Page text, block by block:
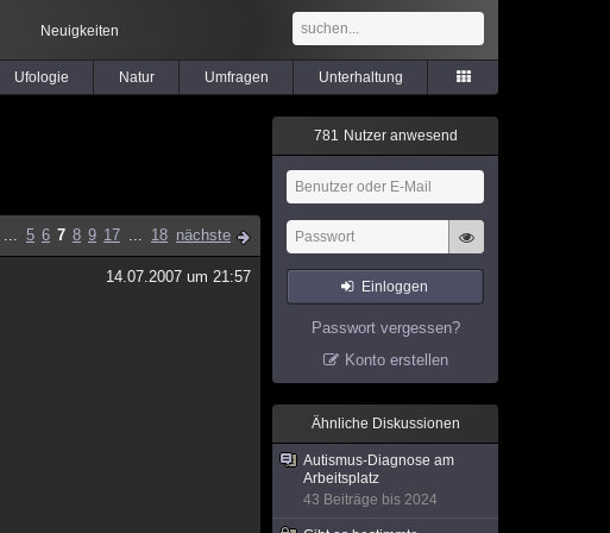
Neuigkeiten
Ufologie Natur Umfragen Unterhaltung
... 5 6 7 8 9 17 ... 18 nächste
14.07.2007 um 21:57
781 Nutzer anwesend
Einloggen
Passwort vergessen?
Konto erstellen
Ähnliche Diskussionen
Autismus-Diagnose am
Arbeitsplatz
43 Beiträge bis 2024